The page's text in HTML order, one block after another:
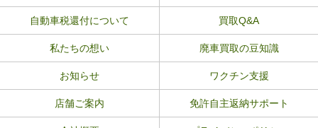
自動車税還付について 買取Q&A
私たちの想い 廃車買取の豆知識
お知らせ ワクチン支援
店舗ご案内 免許自主返納サポート